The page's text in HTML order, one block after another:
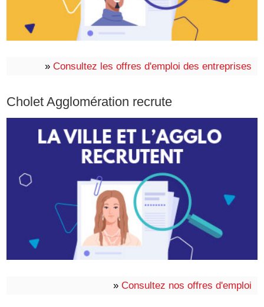
» Consultez les offres d'emploi des entreprises
Cholet Agglomération recrute
» Consultez nos offres d'emploi